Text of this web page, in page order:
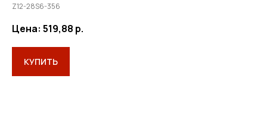
Z12-28S6-356
Цена: 519,88 р.
КУПИТЬ